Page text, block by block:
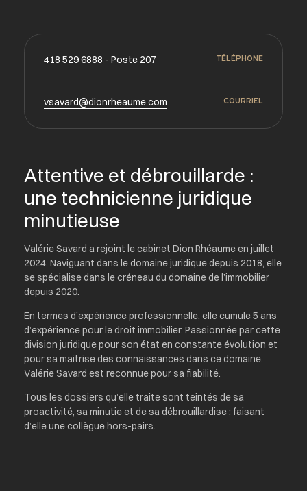
418 529 6888 - Poste 207 TÉLÉPHONE
vsavard@dionrheaume.com COURRIEL
Attentive et débrouillarde :
une technicienne juridique
minutieuse
Valérie Savard a rejoint le cabinet Dion Rhéaume en juillet
2024. Naviguant dans le domaine juridique depuis 2018, elle
se spécialise dans le créneau du domaine de l’immobilier
depuis 2020.
En termes d’expérience professionnelle, elle cumule 5 ans
d’expérience pour le droit immobilier. Passionnée par cette
division juridique pour son état en constante évolution et
pour sa maitrise des connaissances dans ce domaine,
Valérie Savard est reconnue pour sa fiabilité.
Tous les dossiers qu’elle traite sont teintés de sa
proactivité, sa minutie et de sa débrouillardise ; faisant
d’elle une collègue hors-pairs.